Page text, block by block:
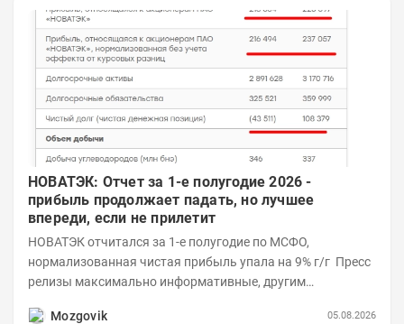
НОВАТЭК: Отчет за 1-е полугодие 2026 -
прибыль продолжает падать, но лучшее
впереди, если не прилетит
НОВАТЭК отчитался за 1-е полугодие по МСФО,
нормализованная чистая прибыль упала на 9% г/г Пресс
релизы максимально информативные, другим
Mozgovik
05.08.2026